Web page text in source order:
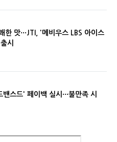
한 맛···JTI, '메비우스 LBS 아이스
시
스드' 페이백 실시···불만족 시